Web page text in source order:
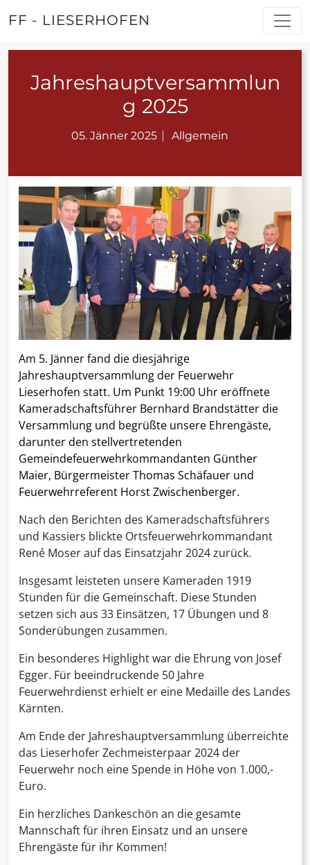
FF - LIESERHOFEN
Jahreshauptversammlun
g 2025
05. Jänner 2025 Allgemein
Am 5. Jänner fand die diesjährige
Jahreshauptversammlung der Feuerwehr
Lieserhofen statt. Um Punkt 19:00 Uhr eröffnete
Kameradschaftsführer Bernhard Brandstätter die
Versammlung und begrüßte unsere Ehrengäste,
darunter den stellvertretenden
Gemeindefeuerwehrkommandanten Günther
Maier, Bürgermeister Thomas Schäfauer und
Feuerwehrreferent Horst Zwischenberger.
Nach den Berichten des Kameradschaftsführers
und Kassiers blickte Ortsfeuerwehrkommandant
René Moser auf das Einsatzjahr 2024 zurück.
Insgesamt leisteten unsere Kameraden 1919
Stunden für die Gemeinschaft. Diese Stunden
setzen sich aus 33 Einsätzen, 17 Übungen und 8
Sonderübungen zusammen.
Ein besonderes Highlight war die Ehrung von Josef
Egger. Für beeindruckende 50 Jahre
Feuerwehrdienst erhielt er eine Medaille des Landes
Kärnten.
Am Ende der Jahreshauptversammlung überreichte
das Lieserhofer Zechmeisterpaar 2024 der
Feuerwehr noch eine Spende in Höhe von 1.000,-
Euro.
Ein herzliches Dankeschön an die gesamte
Mannschaft für ihren Einsatz und an unsere
Ehrengäste für ihr Kommen!